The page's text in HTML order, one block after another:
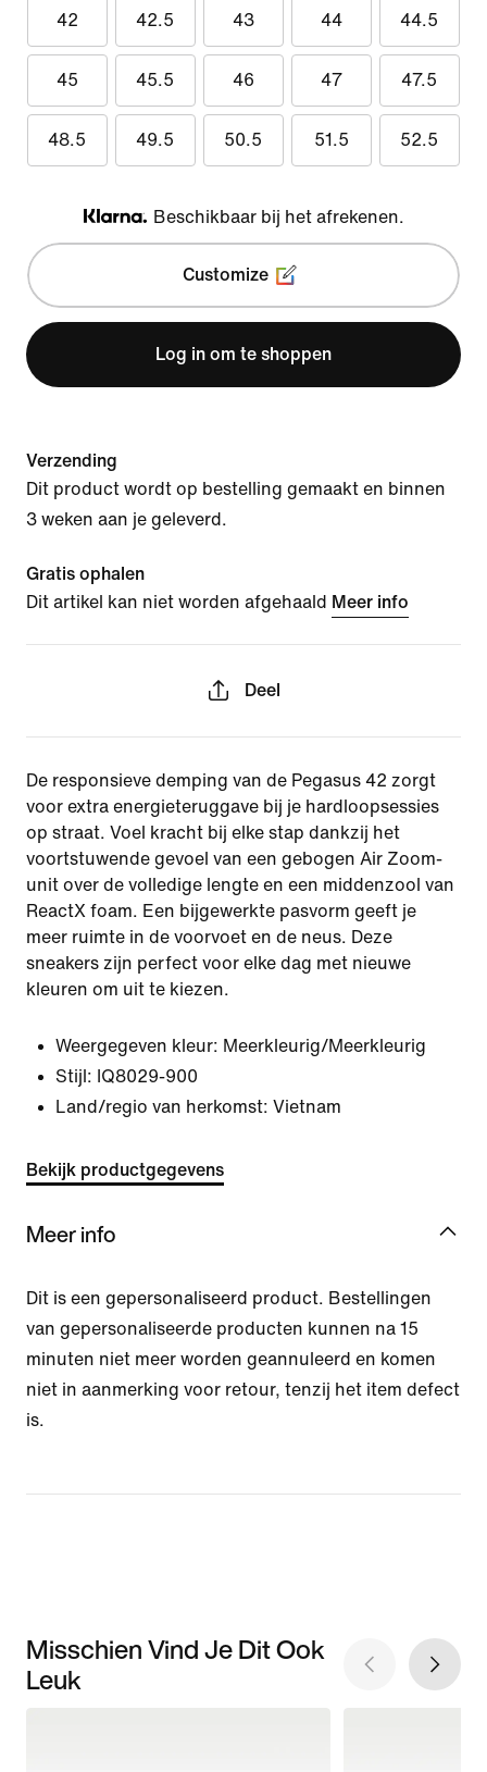
42 42.5 43 44 44.5
45 45.5 46 47 47.5
48.5 49.5 50.5 51.5 52.5
Klarna
Beschikbaar bij het afrekenen.
Customize
Log in om te shoppen
Verzending
Dit product wordt op bestelling gemaakt en binnen
3 weken aan je geleverd.
Gratis ophalen
Dit artikel kan niet worden afgehaald Meer info
Deel
De responsieve demping van de Pegasus 42 zorgt
voor extra energieteruggave bij je hardloopsessies
op straat. Voel kracht bij elke stap dankzij het
voortstuwende gevoel van een gebogen Air Zoom-
unit over de volledige lengte en een middenzool van
ReactX foam. Een bijgewerkte pasvorm geeft je
meer ruimte in de voorvoet en de neus. Deze
sneakers zijn perfect voor elke dag met nieuwe
kleuren om uit te kiezen.
Weergegeven kleur: Meerkleurig/Meerkleurig
Stijl: IQ8029-900
Land/regio van herkomst: Vietnam
Bekijk productgegevens
Meer info
Dit is een gepersonaliseerd product. Bestellingen
van gepersonaliseerde producten kunnen na 15
minuten niet meer worden geannuleerd en komen
niet in aanmerking voor retour, tenzij het item defect
is.
Misschien Vind Je Dit Ook
Leuk